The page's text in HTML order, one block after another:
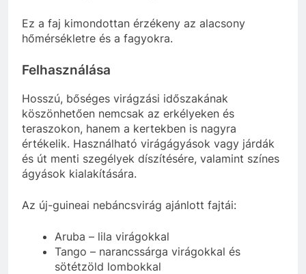
Ez a faj kimondottan érzékeny az alacsony
hőmérsékletre és a fagyokra.
Felhasználása
Hosszú, bőséges virágzási időszakának
köszönhetően nemcsak az erkélyeken és
teraszokon, hanem a kertekben is nagyra
értékelik. Használható virágágyások vagy járdák
és út menti szegélyek díszítésére, valamint színes
ágyások kialakítására.
Az új-guineai nebáncsvirág ajánlott fajtái:
Aruba – lila virágokkal
Tango – narancssárga virágokkal és
sötétzöld lombokkal